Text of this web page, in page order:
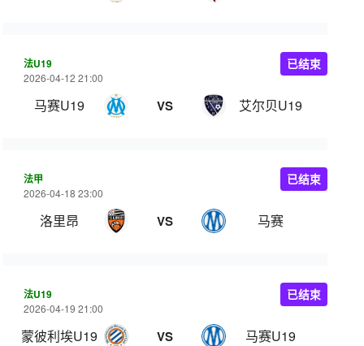
法U19
2026-04-12 21:00
马赛U19 VS 艾尔贝U19
已结束
法甲
2026-04-18 23:00
洛里昂 VS 马赛
已结束
法U19
2026-04-19 21:00
蒙彼利埃U19 VS 马赛U19
已结束